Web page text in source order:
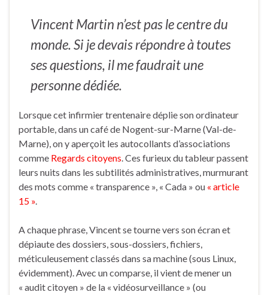
Vincent Martin n’est pas le centre du
monde. Si je devais répondre à toutes
ses questions, il me faudrait une
personne dédiée.
Lorsque cet infirmier trentenaire déplie son ordinateur
portable, dans un café de Nogent-sur-Marne (Val-de-
Marne), on y aperçoit les autocollants d’associations
comme Regards citoyens. Ces furieux du tableur passent
leurs nuits dans les subtilités administratives, murmurant
des mots comme « transparence », « Cada » ou « article
15 ».
A chaque phrase, Vincent se tourne vers son écran et
dépiaute des dossiers, sous-dossiers, fichiers,
méticuleusement classés dans sa machine (sous Linux,
évidemment). Avec un comparse, il vient de mener un
« audit citoyen » de la « vidéosurveillance » (ou